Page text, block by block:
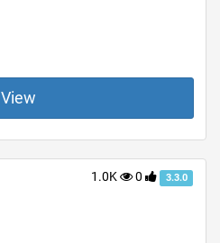
View
1.0K 0 3.3.0